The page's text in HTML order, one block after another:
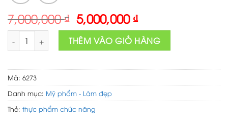
7,000,000₫ Original
price
was:
7,000,000 ₫.
5,000,000₫Current
price
is:
5,000,000 ₫.
Mẫu Landing Page kem nở ngực số lượng
THÊM VÀO GIỎ HÀNG
Mã: 6273
Danh mục: Mỹ phẩm - Làm đẹp
Thẻ: thực phẩm chức năng